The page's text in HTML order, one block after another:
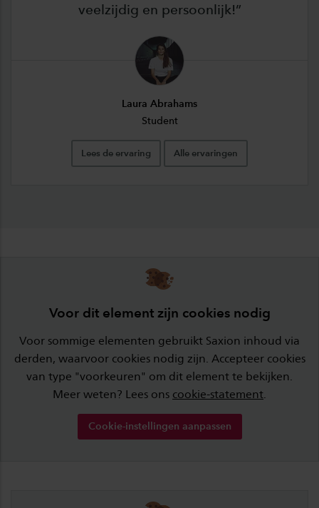
veelzijdig en persoonlijk!
Laura Abrahams
Student
Lees de ervaring Alle ervaringen
Voor dit element zijn cookies nodig
Voor sommige elementen gebruikt Saxion inhoud via
derden, waarvoor cookies nodig zijn. Accepteer cookies
van type "voorkeuren" om dit element te bekijken.
Meer weten? Lees ons cookie-statement.
Cookie-instellingen aanpassen